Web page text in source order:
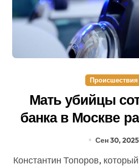
Происшествия
Мать убийцы
банка в Москве
рабочих
Сен 30, 2025
Константин Топоров, который напал с ножом на